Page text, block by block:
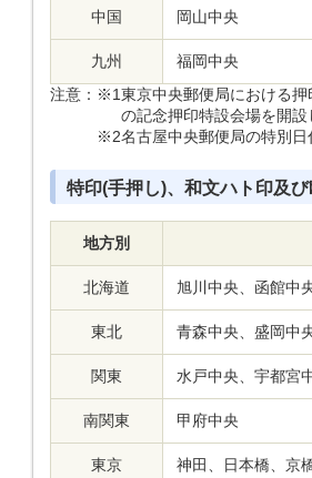
中国 岡山中央
九州
福岡中央
注意： ※1東京中央郵便局における
の記念押印特設会場を開
※2名古屋中央郵便局の特別
特印(手押し)、和文ハト印及
地方別
北海道 旭川中央、函館中
東北 青森中央、盛岡中
関東 水戸中央、宇都宮
南関東 甲府中央
東京 神田、日本橋、京